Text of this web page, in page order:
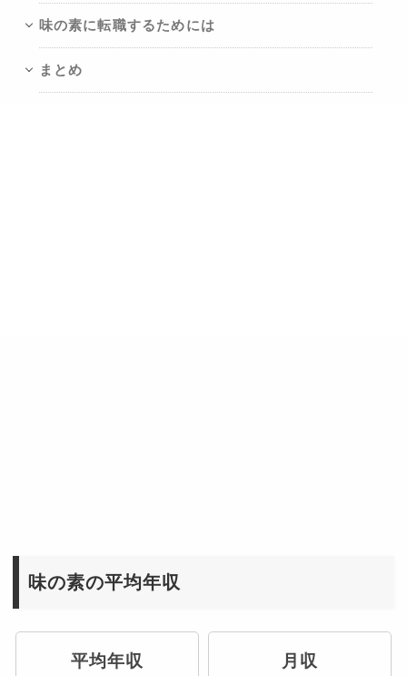
味の素に転職するためには
まとめ
味の素の平均年収
平均年収 月収